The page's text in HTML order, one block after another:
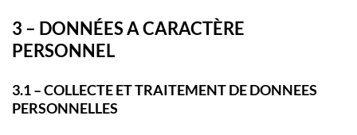
3 – DONNÉES A CARACTÈRE
PERSONNEL
3.1 – COLLECTE ET TRAITEMENT DE DONNEES
PERSONNELLES